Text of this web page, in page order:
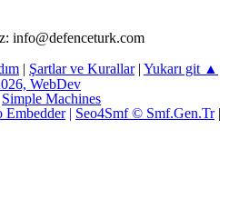
info@defenceturk.com
| Şartlar ve Kurallar| Yukarı git ▲
WebDev
Simple Machines
Embedder | Seo4Smf © Smf.Gen.Tr|